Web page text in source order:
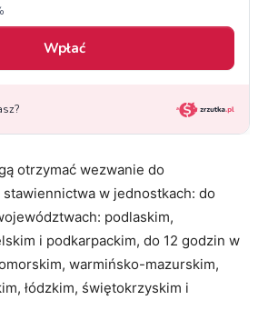
otrzymać wezwanie do
w jednostkach: do
podlaskim,
i podkarpackim, do 12 godzin w
warmińsko-mazurskim,
łódzkim, świętokrzyskim i